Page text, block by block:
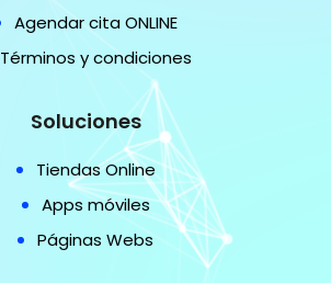
Agendar cita ONLINE
Términos y condiciones
Soluciones
Tiendas Online
Apps móviles
Páginas Webs